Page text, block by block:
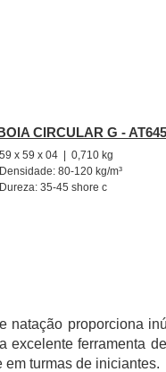
CIRCULAR G -
59 x 59 x 04 | 0,710 kg
Densidade: 80-120 kg/m³
Dureza: 35-45 shore c
natação proporciona
excelente ferramenta
em turmas de iniciantes.